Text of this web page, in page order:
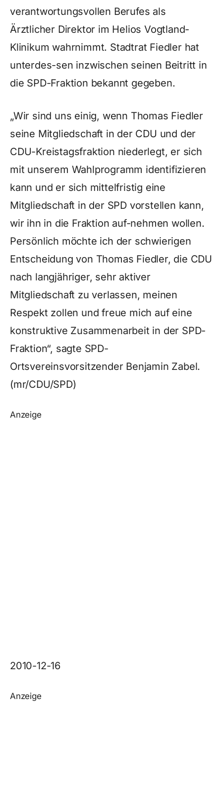
verantwortungsvollen Berufes als
Ärztlicher Direktor im Helios Vogtland-
Klinikum wahrnimmt. Stadtrat Fiedler hat
unterdes-sen inzwischen seinen Beitritt in
die SPD-Fraktion bekannt gegeben.
„Wir sind uns einig, wenn Thomas Fiedler
seine Mitgliedschaft in der CDU und der
CDU-Kreistagsfraktion niederlegt, er sich
mit unserem Wahlprogramm identifizieren
kann und er sich mittelfristig eine
Mitgliedschaft in der SPD vorstellen kann,
wir ihn in die Fraktion auf-nehmen wollen.
Persönlich möchte ich der schwierigen
Entscheidung von Thomas Fiedler, die CDU
nach langjähriger, sehr aktiver
Mitgliedschaft zu verlassen, meinen
Respekt zollen und freue mich auf eine
konstruktive Zusammenarbeit in der SPD-
Fraktion“, sagte SPD-
Ortsvereinsvorsitzender Benjamin Zabel.
(mr/CDU/SPD)
Anzeige
2010-12-16
Anzeige